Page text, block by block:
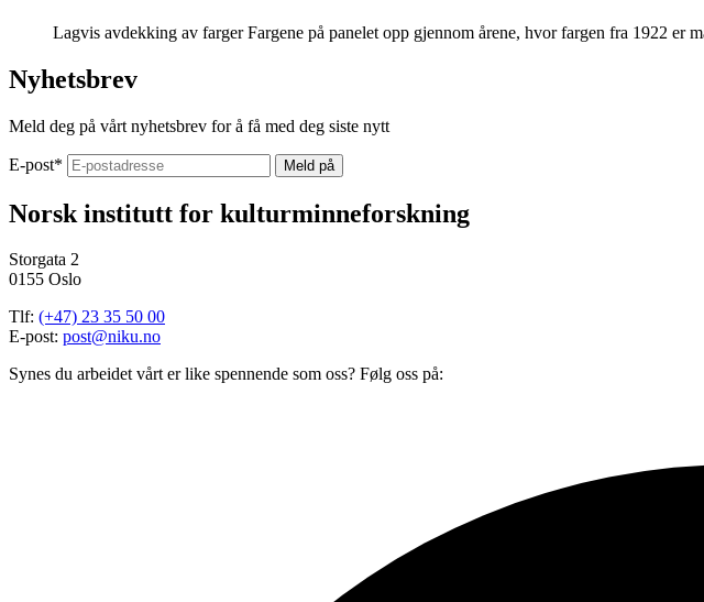
Lagvis avdekking av fargerFargene på panelet opp gjennom årene, hvor fargen fra 1922 er
Nyhetsbrev
Meld deg på vårt nyhetsbrev for å få med deg siste nytt
E-post*
Norsk institutt for kulturminneforskning
Storgata 2
0155 Oslo
Tlf: (+47) 23 35 50 00
E-post: post@niku.no
Synes du arbeidet vårt er like spennende som oss? Følg oss på: